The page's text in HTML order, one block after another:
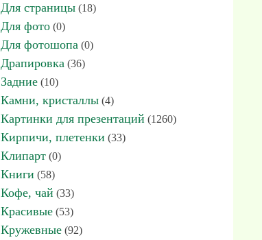
Для страницы (18)
Для фото (0)
Для фотошопа (0)
Драпировка (36)
Задние (10)
Камни, кристаллы (4)
Картинки для презентаций (1260)
Кирпичи, плетенки (33)
Клипарт (0)
Книги (58)
Кофе, чай (33)
Красивые (53)
Кружевные (92)